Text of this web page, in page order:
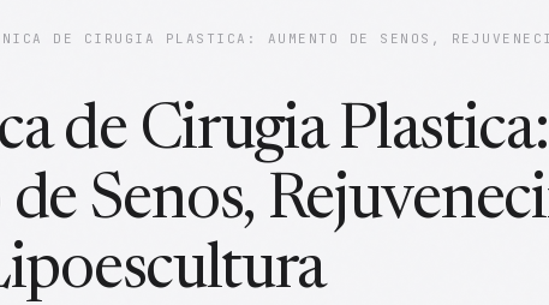
DE CIRUGIA PLASTICA: AUMENTO DE SENOS,
de Cirugia Plastica:
Senos,